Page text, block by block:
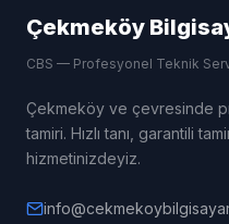
Çekmeköy
CBS — Profesyonel Teknik
Çekmeköy ve çevresinde
tamiri. Hızlı tanı, garantili
hizmetinizdeyiz.